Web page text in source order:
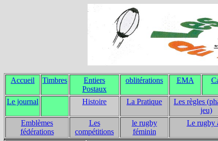
Accueil Timbres
Entiers
Postaux
oblitérations EMA
Le journal Histoire La Pratique
Les règles
jeu)
Emblèmes
fédérations
Les
compétitions
le rugby
féminin
Le rugby